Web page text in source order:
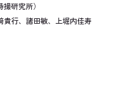
研究所）
貴行、諸田敏、上堀内佳寿